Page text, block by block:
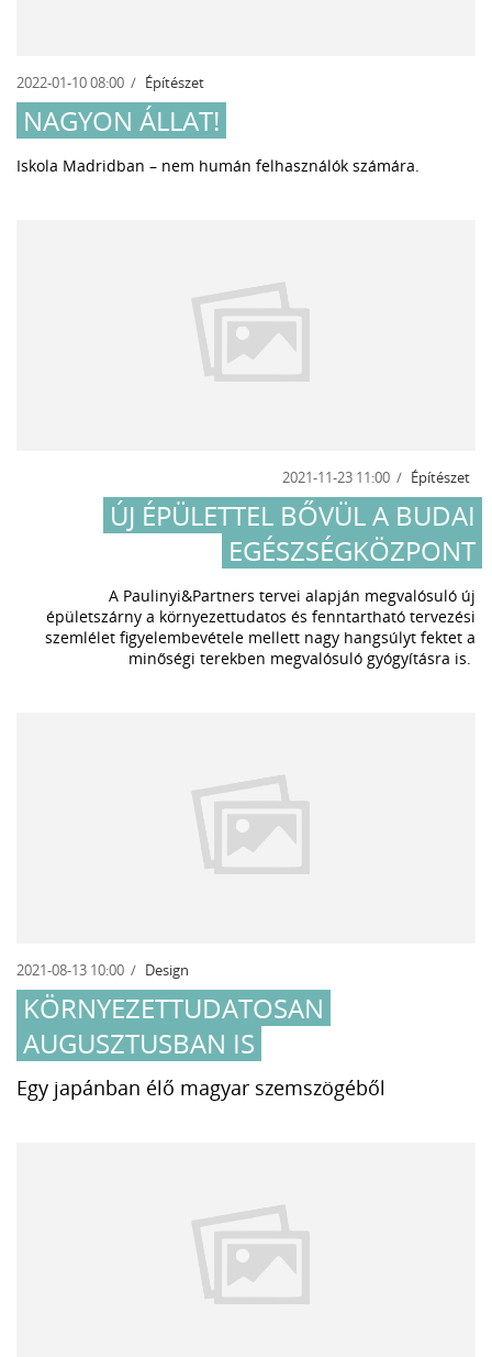
2022-01-10 08:00 Építészet
NAGYON ÁLLAT!
Iskola Madridban – nem humán felhasználók számára.
2021-11-23 11:00 Építészet
ÚJ ÉPÜLETTEL BŐVÜL A BUDAI
EGÉSZSÉGKÖZPONT
A Paulinyi&Partners tervei alapján megvalósuló új
épületszárny a környezettudatos és fenntartható tervezési
szemlélet figyelembevétele mellett nagy hangsúlyt fektet a
minőségi terekben megvalósuló gyógyításra is.
2021-08-13 10:00 Design
KÖRNYEZETTUDATOSAN
AUGUSZTUSBAN IS
Egy japánban élő magyar szemszögéből